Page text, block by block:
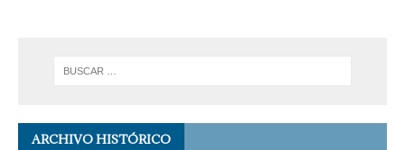
ARCHIVO HISTÓRICO